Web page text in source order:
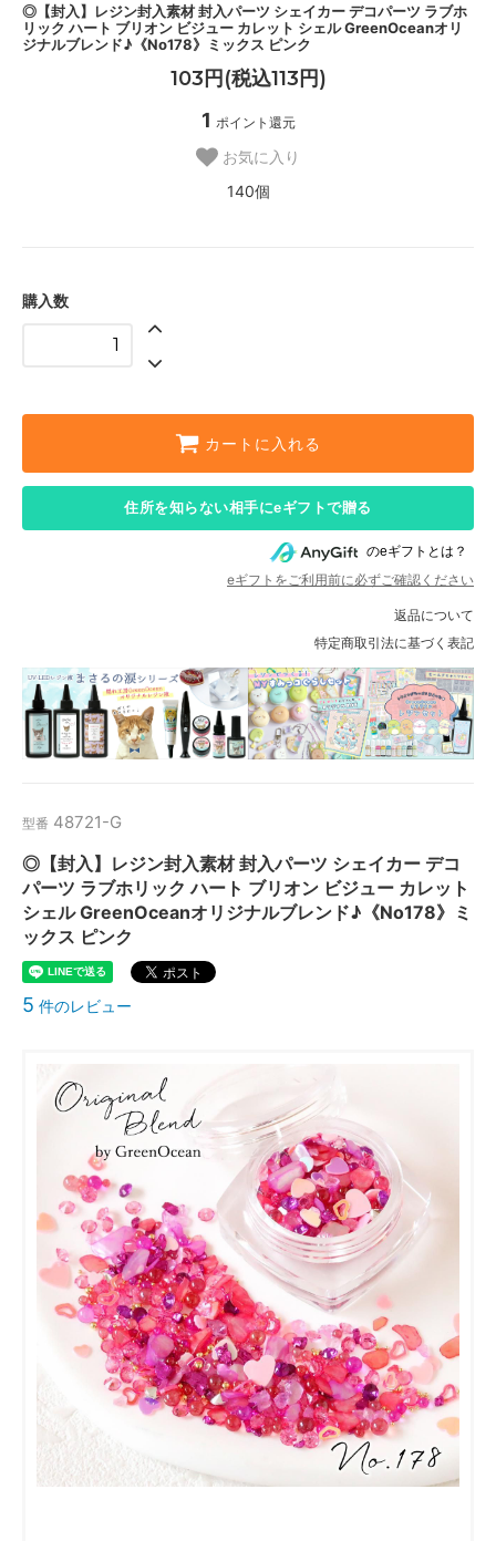
◎【封入】レジン封入素材 封入パーツ シェイカー デコパーツ ラブホ
リック ハート ブリオン ビジュー カレット シェル GreenOceanオリ
ジナルブレンド♪《No178》ミックス ピンク
103円(税込113円)
1 ポイント還元
お気に入り
140個
購入数
カートに入れる
住所を知らない相手にeギフトで贈る
のeギフトとは？
eギフトをご利用前に必ずご確認ください
返品について
特定商取引法に基づく表記
型番 48721-G
◎【封入】レジン封入素材 封入パーツ シェイカー デコ
パーツ ラブホリック ハート ブリオン ビジュー カレット
シェル GreenOceanオリジナルブレンド♪《No178》ミ
ックス ピンク
5 件のレビュー